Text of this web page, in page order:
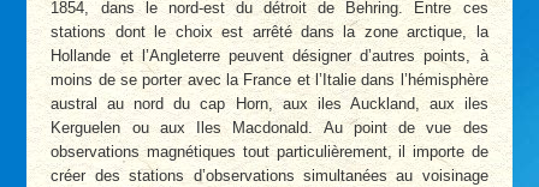
1854, dans le nord-est du détroit de Behring. Entre ces
stations dont le choix est arrêté dans la zone arctique, la
Hollande et l’Angleterre peuvent désigner d’autres points, à
moins de se porter avec la France et l’Italie dans l’hémisphère
austral au nord du cap Horn, aux iles Auckland, aux iles
Kerguelen ou aux Iles Macdonald. Au point de vue des
observations magnétiques tout particulièrement, il importe de
créer des stations d’observations simultanées au voisinage